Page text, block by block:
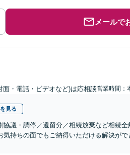
メールで
面・電話・ビデオなど)は応相談営業時間：
見る
協議・調停／遺留分／相続放棄など相続
持ちの面でもご納得いただける解決が